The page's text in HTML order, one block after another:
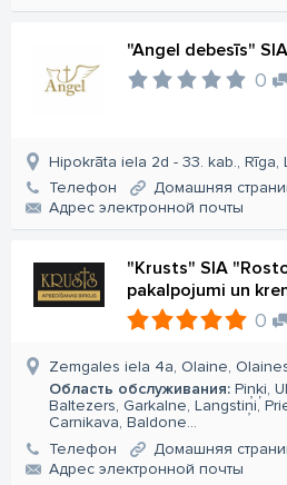
"Angel debesīs" SIA
0
Hipokrāta iela 2d - 33. kab., Rīga,
Телефон
Домашняя
Aдрес электронной почты
"Krusts" SIA
pakalpojumi un
0
Zemgales iela 4a, Olaine, Olaines
Область обслуживания: Piņķi,
Baltezers, Garkalne, Langstiņi,
Carnikava, Baldone...
Телефон
Домашняя
Aдрес электронной почты